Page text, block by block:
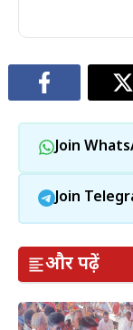
Join
Join
और पढ़ें